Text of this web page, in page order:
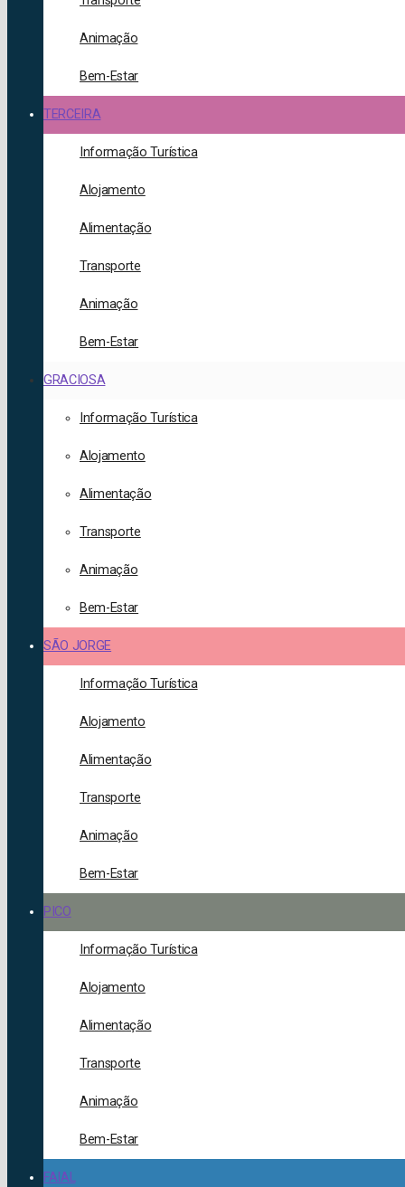
Animação
Bem-Estar
TERCEIRA
Informação Turística
Alojamento
Alimentação
Transporte
Animação
Bem-Estar
GRACIOSA
Informação Turística
Alojamento
Alimentação
Transporte
Animação
Bem-Estar
SÃO JORGE
Informação Turística
Alojamento
Alimentação
Transporte
Animação
Bem-Estar
PICO
Informação Turística
Alojamento
Alimentação
Transporte
Animação
Bem-Estar
FAIAL